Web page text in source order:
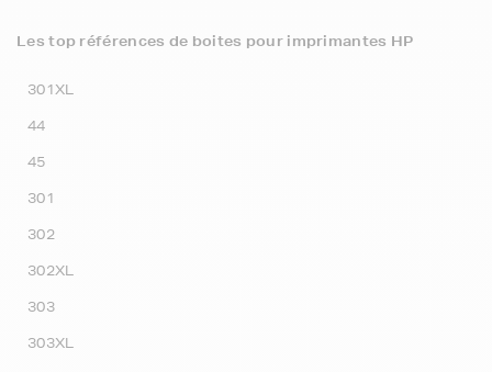
Les top références de boites pour imprimantes HP
301XL
44
45
301
302
302XL
303
303XL